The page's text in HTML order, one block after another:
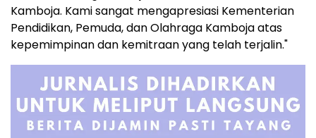
Kamboja. Kami sangat mengapresiasi Kementerian
Pendidikan, Pemuda, dan Olahraga Kamboja atas
kepemimpinan dan kemitraan yang telah terjalin."